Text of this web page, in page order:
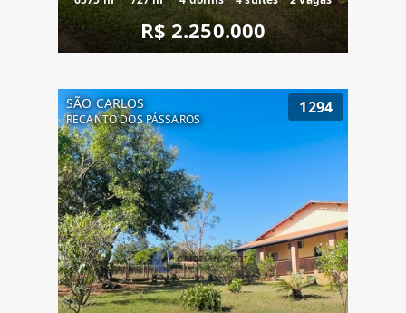
R$ 2.250.000
SÃO CARLOS
RECANTO DOS PÁSSAROS
1294